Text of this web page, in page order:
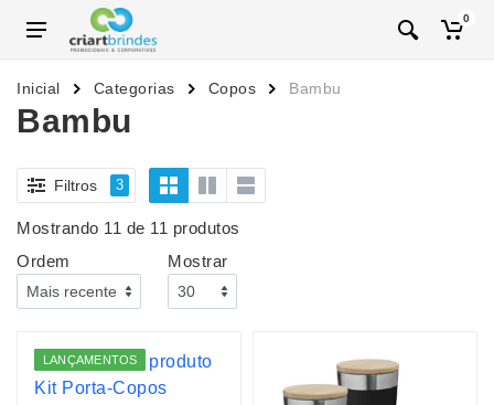
0
Inicial Categorias Copos Bambu
Bambu
Filtros 3
Mostrando 11 de 11 produtos
Ordem
Mostrar
LANÇAMENTOS